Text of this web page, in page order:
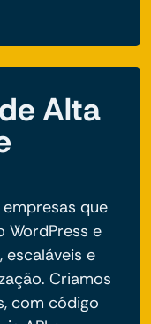
Alta
que
WordPress e
e
Criamos
com código